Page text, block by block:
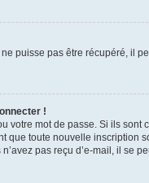
puisse pas être récupéré, il
!
votre mot de passe. Si ils
que toute nouvelle inscription
pas reçu d’e-mail, il se